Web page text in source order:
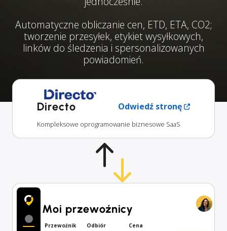
Automatyczne obliczanie cen, ETD, ETA, CO2;
tworzenie przesyłek, etykiet wysyłkowych,
linków do śledzenia i spersonalizowanych
powiadomień.
Directo Odwiedź stronę
Kompleksowe oprogramowanie biznesowe SaaS
Moi przewoźnicy
Przewoźnik Odbiór Cena